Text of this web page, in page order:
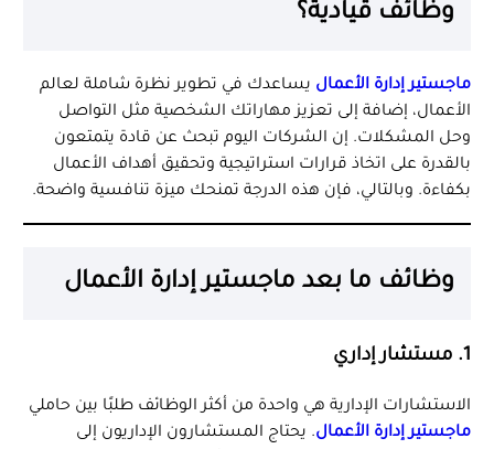
وظائف قيادية؟
ماجستير إدارة الأعمال يساعدك في تطوير نظرة شاملة لعالم
الأعمال، إضافة إلى تعزيز مهاراتك الشخصية مثل التواصل
وحل المشكلات. إن الشركات اليوم تبحث عن قادة يتمتعون
بالقدرة على اتخاذ قرارات استراتيجية وتحقيق أهداف الأعمال
بكفاءة. وبالتالي، فإن هذه الدرجة تمنحك ميزة تنافسية واضحة.
وظائف ما بعد ماجستير إدارة الأعمال
1. مستشار إداري
الاستشارات الإدارية هي واحدة من أكثر الوظائف طلبًا بين حاملي
ماجستير إدارة الأعمال. يحتاج المستشارون الإداريون إلى